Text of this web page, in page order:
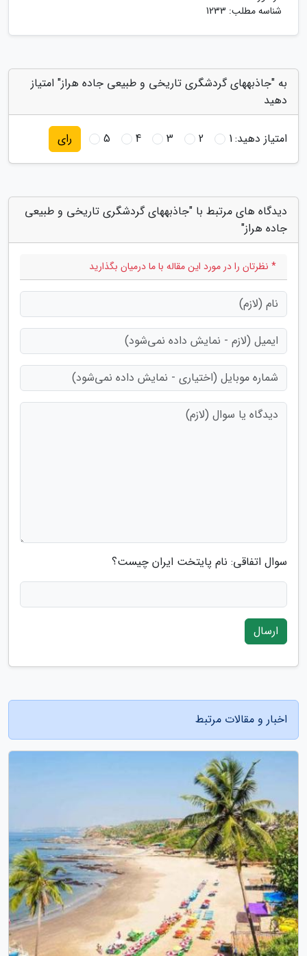
شناسه مطلب: 1233
به "جاذبههای گردشگری تاریخی و طبیعی جاده هراز" امتیاز
دهید
امتیاز دهید:1
2
3
4
5 رای
دیدگاه های مرتبط با "جاذبههای گردشگری تاریخی و طبیعی
جاده هراز"
* نظرتان را در مورد این مقاله با ما درمیان بگذارید
سوال اتفاقی: نام پایتخت ایران چیست؟
ارسال
اخبار و مقالات مرتبط